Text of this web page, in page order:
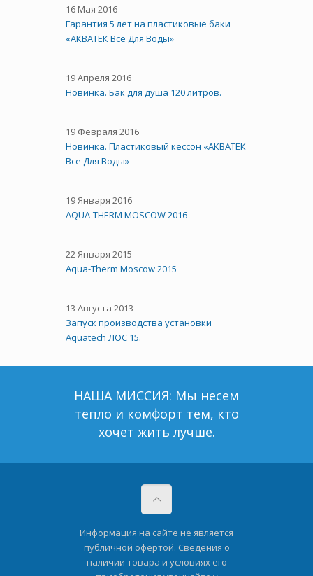
16 Мая 2016
Гарантия 5 лет на пластиковые баки
«АКВАТЕК Все Для Воды»
19 Апреля 2016
Новинка. Бак для душа 120 литров.
19 Февраля 2016
Новинка. Пластиковый кессон «АКВАТЕК
Все Для Воды»
19 Января 2016
AQUA-THERM MOSCOW 2016
22 Января 2015
Aqua-Therm Moscow 2015
13 Августа 2013
Запуск производства установки
Aquatech ЛОС 15.
НАША МИССИЯ: Мы несем
тепло и комфорт тем, кто
хочет жить лучше.
Информация на сайте не является
публичной офертой. Сведения о
наличии товара и условиях его